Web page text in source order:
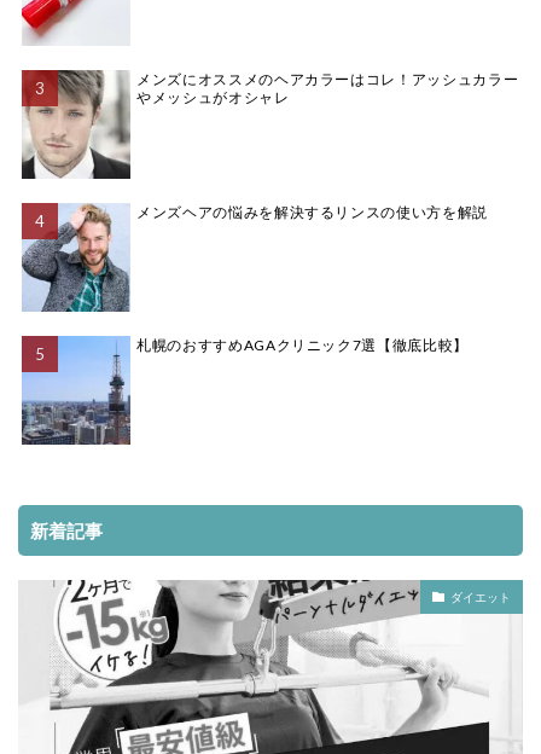
メンズにオススメのヘアカラーはコレ！アッシュカラー
やメッシュがオシャレ
メンズヘアの悩みを解決するリンスの使い方を解説
札幌のおすすめAGAクリニック7選【徹底比較】
新着記事
ダイエット